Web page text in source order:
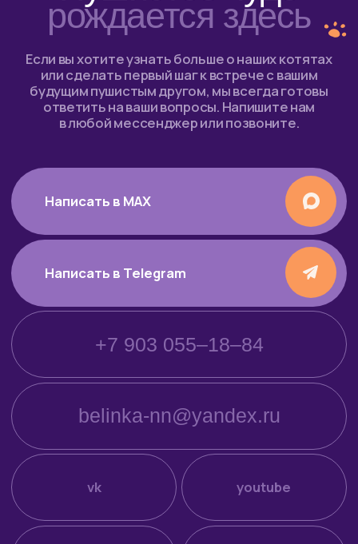
vk youtube
facebook*
instagram*
* Instagram и facebook принадлежат компании Meta,
признанной экстремистской в РФ.
Котята для продажи
Выпускники
питомник персидских
и экзотических
↑